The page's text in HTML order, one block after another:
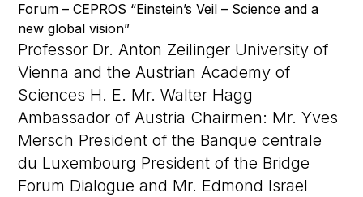
Forum – CEPROS “Einstein’s Veil – Science and a
new global vision”
Professor Dr. Anton Zeilinger University of
Vienna and the Austrian Academy of
Sciences H. E. Mr. Walter Hagg
Ambassador of Austria Chairmen: Mr. Yves
Mersch President of the Banque centrale
du Luxembourg President of the Bridge
Forum Dialogue and Mr. Edmond Israel